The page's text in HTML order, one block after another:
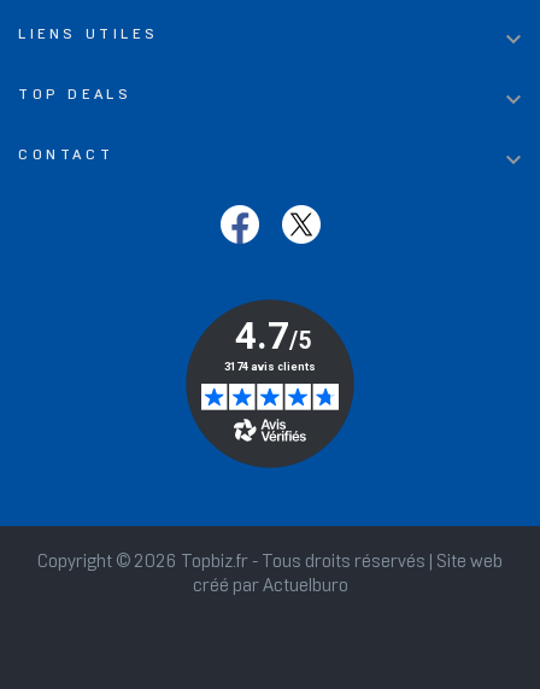
LIENS UTILES 
TOP DEALS 
CONTACT 
Copyright © 2026 Topbiz.fr - Tous droits réservés | Site web
créé par Actuelburo